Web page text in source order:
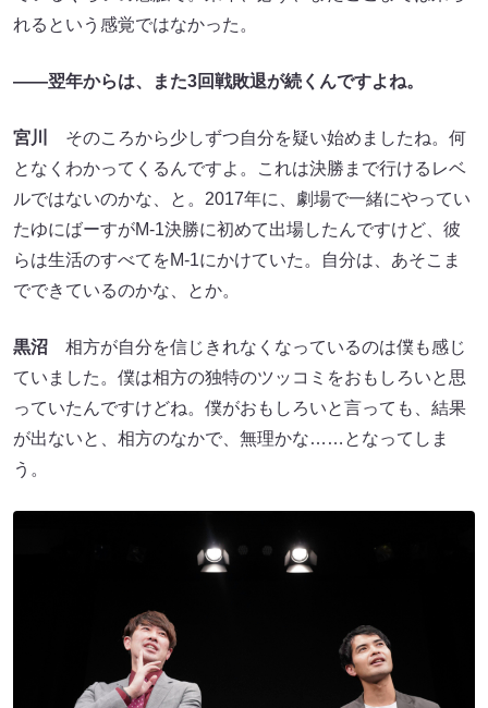
れるという感覚ではなかった。
――翌年からは、また3回戦敗退が続くんですよね。
宮川
そのころから少しずつ自分を疑い始めましたね。何
となくわかってくるんですよ。これは決勝まで行けるレベ
ルではないのかな、と。2017年に、劇場で一緒にやってい
たゆにばーすがM-1決勝に初めて出場したんですけど、彼
らは生活のすべてをM-1にかけていた。自分は、あそこま
でできているのかな、とか。
黒沼 相方が自分を信じきれなくなっているのは僕も感じ
ていました。僕は相方の独特のツッコミをおもしろいと思
っていたんですけどね。僕がおもしろいと言っても、結果
が出ないと、相方のなかで、無理かな……となってしま
う。